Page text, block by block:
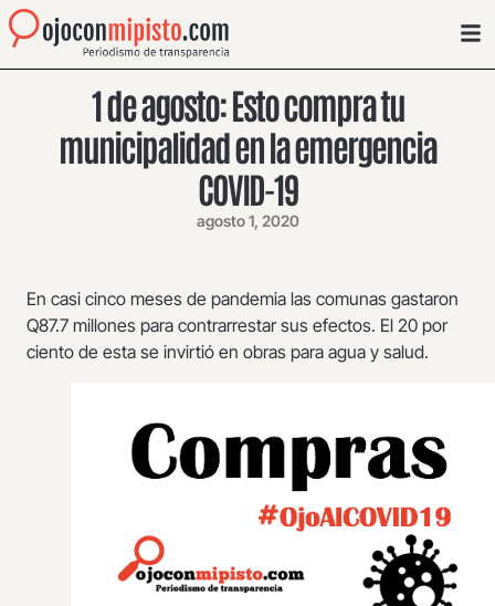
1 de agosto: Esto compra tu
municipalidad en la emergencia
COVID-19
agosto 1, 2020
En casi cinco meses de pandemia las comunas gastaron
Q87.7 millones para contrarrestar sus efectos. El 20 por
ciento de esta se invirtió en obras para agua y salud.